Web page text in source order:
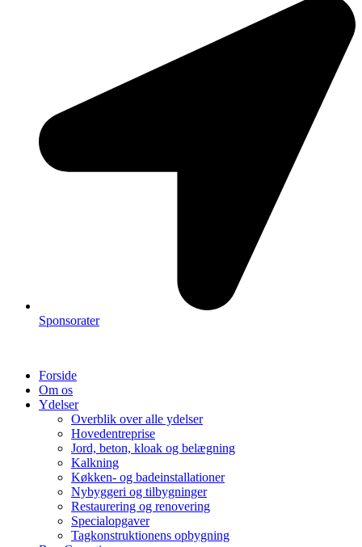
Sponsorater
Forside
Om os
Ydelser
Overblik over alle ydelser
Hovedentreprise
Jord, beton, kloak og belægning
Kalkning
Køkken- og badeinstallationer
Nybyggeri og tilbygninger
Restaurering og renovering
Specialopgaver
Tagkonstruktionens opbygning